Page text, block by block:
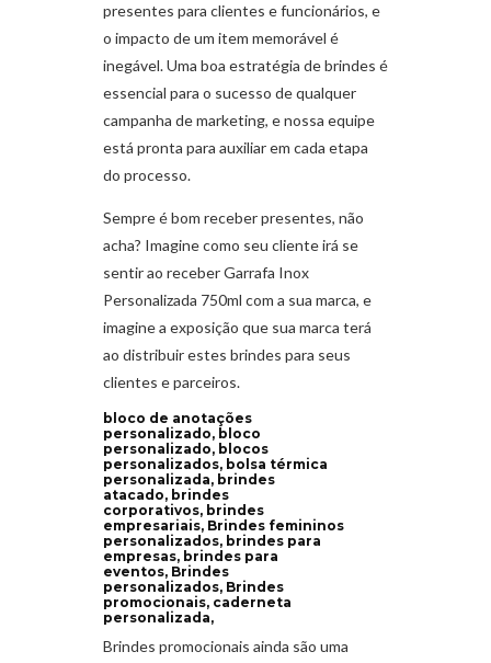
presentes para clientes e funcionários, e
o impacto de um item memorável é
inegável. Uma boa estratégia de brindes é
essencial para o sucesso de qualquer
campanha de marketing, e nossa equipe
está pronta para auxiliar em cada etapa
do processo.
Sempre é bom receber presentes, não
acha? Imagine como seu cliente irá se
sentir ao receber Garrafa Inox
Personalizada 750ml com a sua marca, e
imagine a exposição que sua marca terá
ao distribuir estes brindes para seus
clientes e parceiros.
bloco de anotações
personalizado, bloco
personalizado, blocos
personalizados, bolsa térmica
personalizada, brindes
atacado, brindes
corporativos, brindes
empresariais, Brindes femininos
personalizados, brindes para
empresas, brindes para
eventos, Brindes
personalizados, Brindes
promocionais, caderneta
personalizada,
Brindes promocionais ainda são uma